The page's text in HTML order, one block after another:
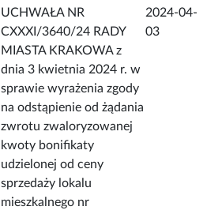
UCHWAŁA NR
CXXXI/3640/24 RADY
MIASTA KRAKOWA z
dnia 3 kwietnia 2024 r. w
sprawie wyrażenia zgody
na odstąpienie od żądania
zwrotu zwaloryzowanej
kwoty bonifikaty
udzielonej od ceny
sprzedaży lokalu
mieszkalnego nr
2024-04-
03